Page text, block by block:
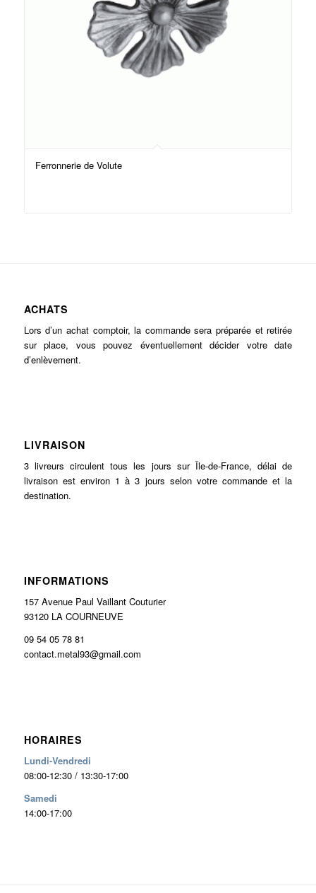
Ferronnerie de Volute
ACHATS
Lors d’un achat comptoir, la commande sera préparée et retirée
sur place, vous pouvez éventuellement décider votre date
d’enlèvement.
LIVRAISON
3 livreurs circulent tous les jours sur Île-de-France, délai de
livraison est environ 1 à 3 jours selon votre commande et la
destination.
INFORMATIONS
157 Avenue Paul Vaillant Couturier
93120 LA COURNEUVE
09 54 05 78 81
contact.metal93@gmail.com
HORAIRES
Lundi-Vendredi
08:00-12:30 / 13:30-17:00
Samedi
14:00-17:00